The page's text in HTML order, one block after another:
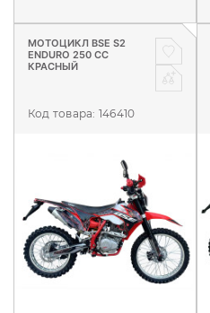
МОТОЦИКЛ BSE S2
ENDURO 250 CC
КРАСНЫЙ
Код товара: 146410